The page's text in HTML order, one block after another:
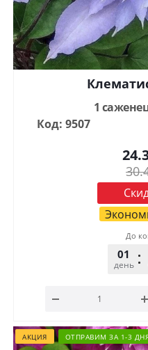
1
Код: 9507
До
01
день
АКЦИЯ ОТПРАВИМ ЗА 1-3